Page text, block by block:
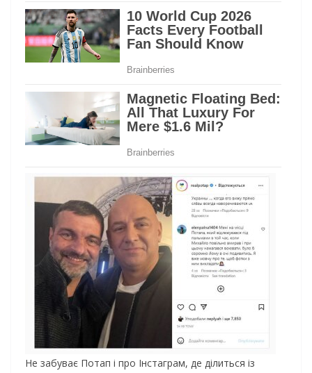
Не забуває Потап і про Інстаграм, де ділиться із